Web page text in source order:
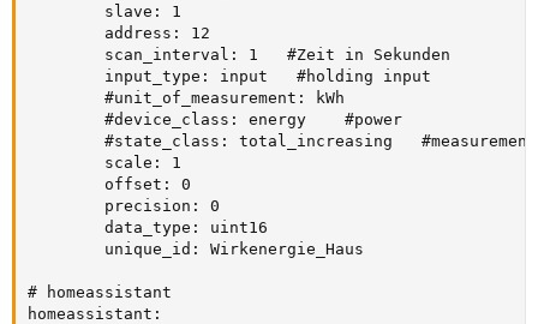
        slave: 1
        address: 12
        scan_interval: 1   #Zeit in Sekunden
        input_type: input   #holding input
        #unit_of_measurement: kWh
        #device_class: energy    #power
        #state_class: total_increasing   #measurement
        scale: 1
        offset: 0
        precision: 0
        data_type: uint16
        unique_id: Wirkenergie_Haus
# homeassistant
homeassistant: